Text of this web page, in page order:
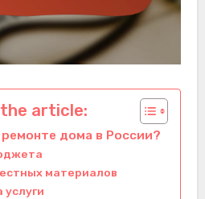
article:
дома в России?
материалов
услуги